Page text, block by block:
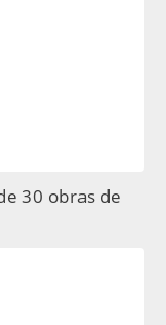
30 obras de